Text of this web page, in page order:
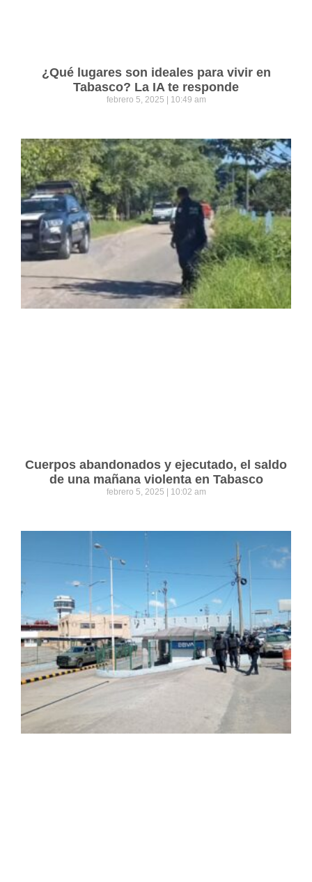
¿Qué lugares son ideales para vivir en
Tabasco? La IA te responde
febrero 5, 2025 10:49 am
Cuerpos abandonados y ejecutado, el saldo
de una mañana violenta en Tabasco
febrero 5, 2025 10:02 am